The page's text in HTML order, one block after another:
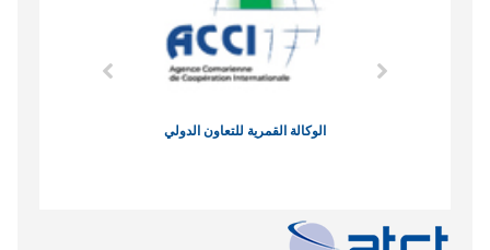
الوكالة القمرية للتعاون الدولي